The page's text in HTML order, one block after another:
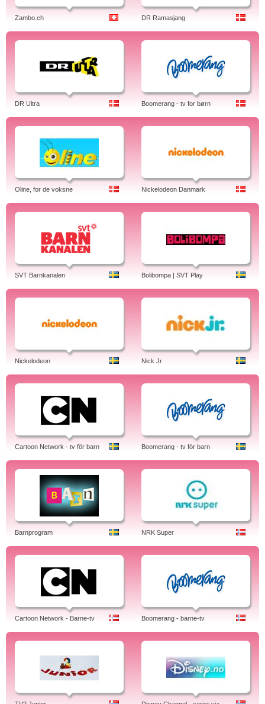
Zambo.ch DR Ramasjang
DR Ultra Boomerang - tv for børn
Oline, for de voksne Nickelodeon Danmark
SVT Barnkanalen Bolibompa | SVT Play
Nickelodeon Nick Jr
Cartoon Network - tv för barn Boomerang - tv för barn
Barnprogram NRK Super
Cartoon Network - Barne-tv Boomerang - barne-tv